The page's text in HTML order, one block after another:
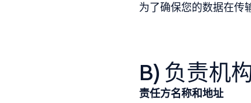
为了确保您的数据在传
B) 负责机
责任方名称和地址